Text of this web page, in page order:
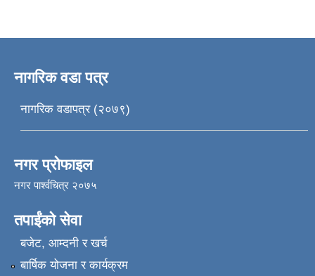
नागरिक वडा पत्र
नागरिक वडापत्र (२०७९)
नगर प्रोफाइल
नगर पार्श्वचित्र २०७५
तपाईंको सेवा
बजेट, आम्दनी र खर्च
बार्षिक योजना र कार्यक्रम